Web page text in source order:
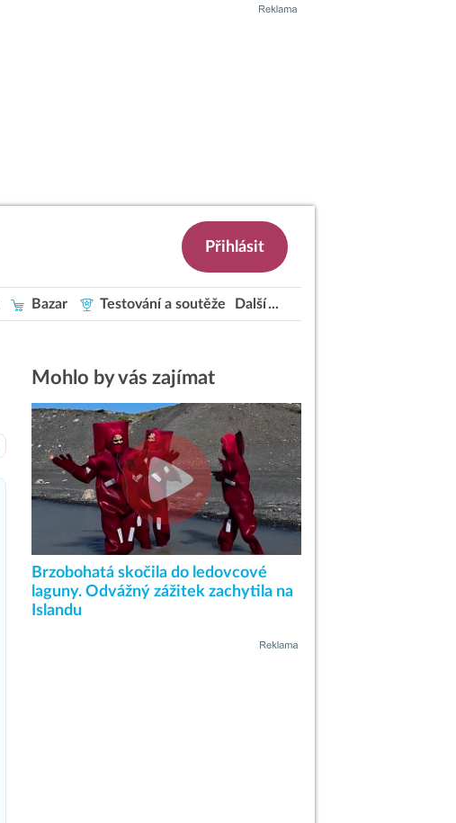
Přihlásit
Bazar Testování a soutěže Další
Mohlo by vás zajímat
Brzobohatá skočila do ledovcové
laguny. Odvážný zážitek zachytila na
Islandu